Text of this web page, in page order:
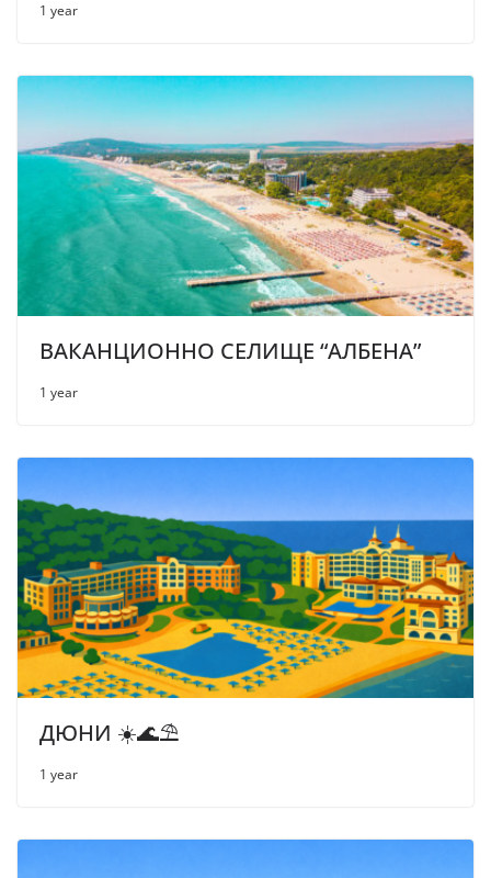
1 year
ВАКАНЦИОННО СЕЛИЩЕ “АЛБЕНА”
1 year
ДЮНИ ☀️🌊⛱
1 year